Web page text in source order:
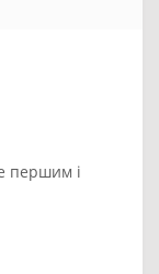
першим і